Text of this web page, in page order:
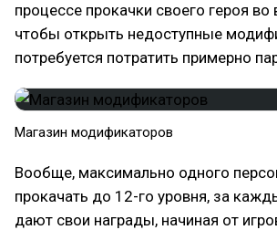
процессе прокачки своего героя во
чтобы открыть недоступные
потребуется потратить примерно
Магазин модификаторов
Вообще, максимально одного
прокачать до 12-го уровня, за
дают свои награды, начиная от